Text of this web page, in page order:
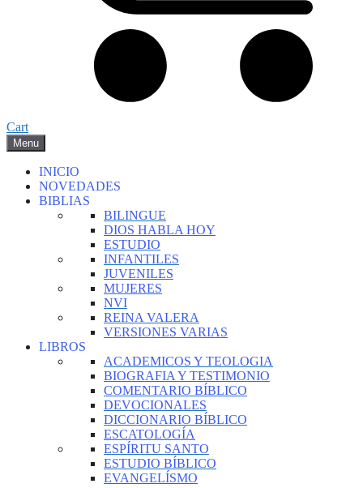
Cart
Menu
INICIO
NOVEDADES
BIBLIAS
BILINGUE
DIOS HABLA HOY
ESTUDIO
INFANTILES
JUVENILES
MUJERES
NVI
REINA VALERA
VERSIONES VARIAS
LIBROS
ACADEMICOS Y TEOLOGIA
BIOGRAFIA Y TESTIMONIO
COMENTARIO BÍBLICO
DEVOCIONALES
DICCIONARIO BÍBLICO
ESCATOLOGÍA
ESPÍRITU SANTO
ESTUDIO BÍBLICO
EVANGELÍSMO